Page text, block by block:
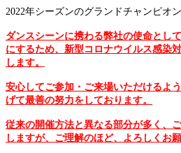
2022年シーズンのグランドチャンピオ
ダンスシーンに携わる弊社の使命とし
にするため、新型コロナウイルス感染
します。
安心してご参加・ご来場いただけるよ
げて最善の努力をしております。
従来の開催方法と異なる部分が多く、
しますが、ご理解のほど、よろしくお